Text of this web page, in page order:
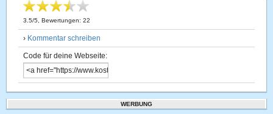
3.5/5 , Bewertungen:22
› Kommentar schreiben
Code für deine Webseite:
WERBUNG